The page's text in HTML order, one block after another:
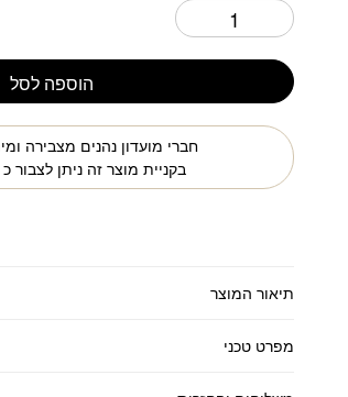
הוספה לסל
חברי מועדון נהנים מצבירה
בקניית מוצר זה ניתן לצבור כ
תיאור המוצר
מפרט טכני